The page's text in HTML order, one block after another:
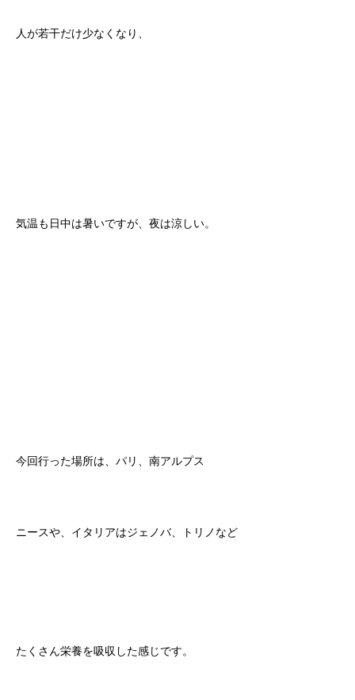
人が若干だけ少なくなり、
気温も日中は暑いですが、夜は涼しい。
今回行った場所は、パリ、南アルプス
ニースや、イタリアはジェノバ、トリノなど
たくさん栄養を吸収した感じです。